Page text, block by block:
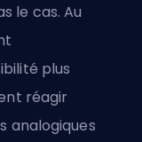
le cas. Au
plus
réagir
analogiques